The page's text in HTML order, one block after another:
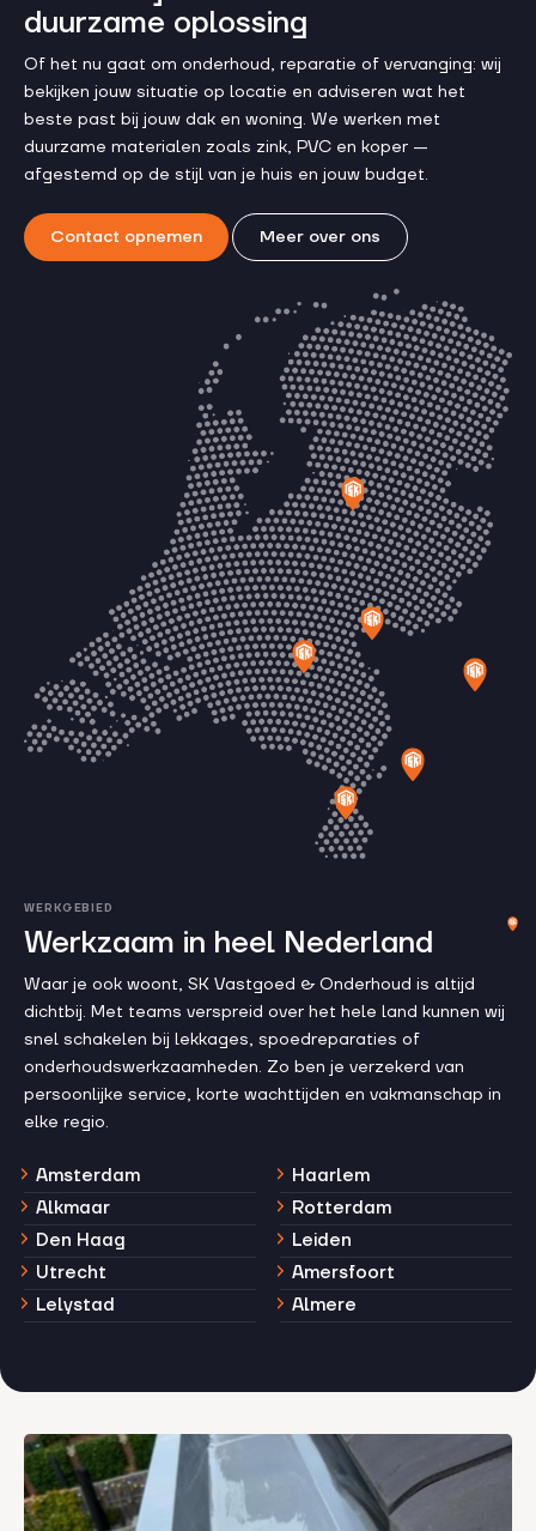
duurzame oplossing
Of het nu gaat om onderhoud, reparatie of vervanging: wij
bekijken jouw situatie op locatie en adviseren wat het
beste past bij jouw dak en woning. We werken met
duurzame materialen zoals zink, PVC en koper —
afgestemd op de stijl van je huis en jouw budget.
Contact opnemen Meer over ons
WERKGEBIED
Werkzaam in heel Nederland
Waar je ook woont, SK Vastgoed & Onderhoud is altijd
dichtbij. Met teams verspreid over het hele land kunnen wij
snel schakelen bij lekkages, spoedreparaties of
onderhoudswerkzaamheden. Zo ben je verzekerd van
persoonlijke service, korte wachttijden en vakmanschap in
elke regio.
Amsterdam
Haarlem
Alkmaar
Rotterdam
Den Haag
Leiden
Utrecht
Amersfoort
Lelystad
Almere